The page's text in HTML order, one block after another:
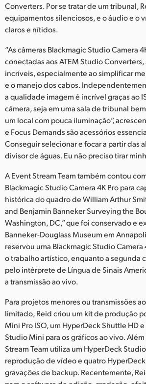
Converters. Por se tratar de um tribunal,
equipamentos silenciosos, e o áudio e o
claros e nítidos.
“As câmeras Blackmagic Studio Camera
conectadas aos ATEM Studio
incríveis, especialmente ao simplificar
e o manejo dos cabos.
a qualidade imagem é incrível graças ao
câmera, seja em uma sala de tribunal
um local com pouca iluminação”,
e Focus Demands são acessórios
Conseguir selecionar e focar a partir das
divisor de águas. Eu não preciso tirar
A Event Stream Team também contou
Blackmagic Studio Camera 4K Pro para
histórica do quadro de William Arthur
and Benjamin Banneker Surveying the
Washington, DC,” que foi conservado e
Banneker-Douglass Museum em
reservou uma Blackmagic Studio Camera
o trabalho artístico, enquanto a segunda
pelo intérprete de Língua de Sinais
a transmissão ao vivo.
Para projetos menores ou transmissões
limitado, Reid criou um kit de produção
Mini Pro ISO, um HyperDeck Shuttle HD
Studio Mini para os gráficos ao vivo.
Stream Team utiliza um HyperDeck
reprodução de vídeo e quatro HyperDeck
gravações de backup. Recentemente,